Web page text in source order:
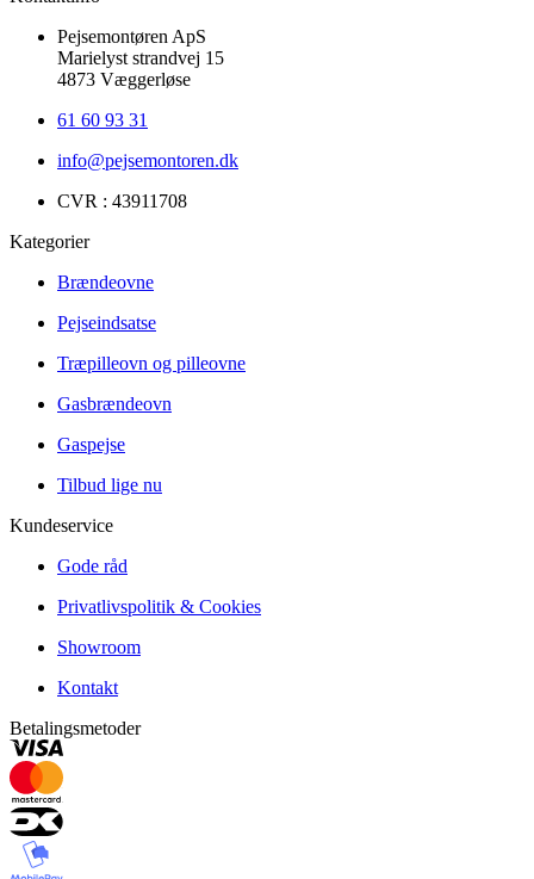
Pejsemontøren ApS
Marielyst strandvej 15
4873 Væggerløse
61 60 93 31
info@pejsemontoren.dk
CVR : 43911708
Kategorier
Brændeovne
Pejseindsatse
Træpilleovn og pilleovne
Gasbrændeovn
Gaspejse
Tilbud lige nu
Kundeservice
Gode råd
Privatlivspolitik & Cookies
Showroom
Kontakt
Betalingsmetoder